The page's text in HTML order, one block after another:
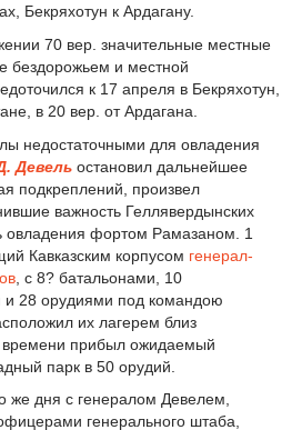
Бекряхотун к Ардагану.
70 вер. значительные местные
бездорожьем и местной
к 17 апреля в Бекряхотун,
в 20 вер. от Ардагана.
недостаточными для овладения
Девель остановил дальнейшее
подкреплений, произвел
важность Геллявердынских
овладения фортом Рамазаном. 1
Кавказским корпусом генерал-
, с 8? батальонами, 10
и 28 орудиями под командою
их лагерем близ
времени прибыл ожидаемый
парк в 50 орудий.
же дня с генералом Девелем,
генерального штаба,